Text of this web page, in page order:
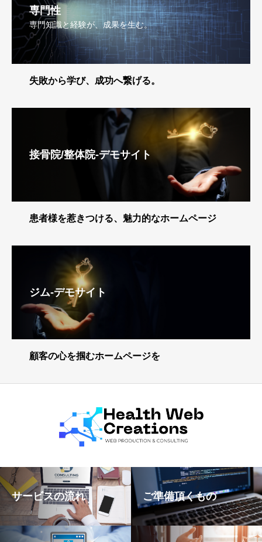
専門性
専門知識と経験が、成果を生む。
失敗から学び、成功へ繋げる。
接骨院/整体院-デモサイト
患者様を惹きつける、魅力的なホームページ
ジム-デモサイト
顧客の心を掴むホームページを
サービスの流れ ご準備頂くもの